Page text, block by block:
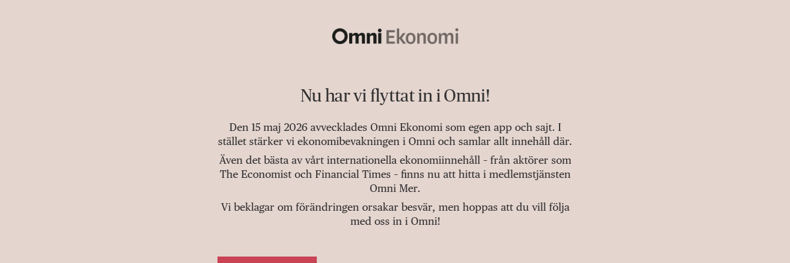
Nu har vi flyttat in i Omni!
Den 15 maj 2026 avvecklades Omni Ekonomi som egen app och sajt. I
stället stärker vi ekonomibevakningen i Omni och samlar allt innehåll där.
Även det bästa av vårt internationella ekonomiinnehåll – från aktörer som
The Economist och Financial Times – finns nu att hitta i medlemstjänsten
Omni Mer.
Vi beklagar om förändringen orsakar besvär, men hoppas att du vill följa
med oss in i Omni!